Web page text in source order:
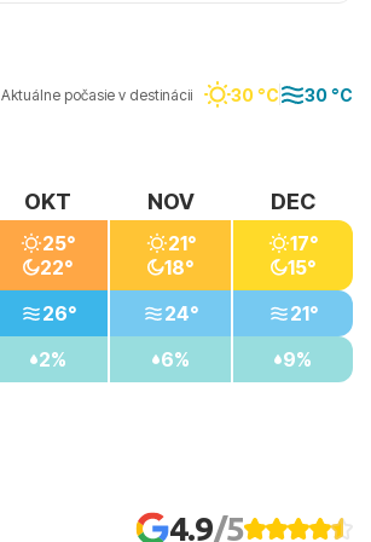
Aktuálne počasie v destinácii 30 °C 30 °C
OKT
25°
22°
26°
2%
NOV
21°
18°
24°
6%
DEC
17°
15°
21°
9%
4.9/5